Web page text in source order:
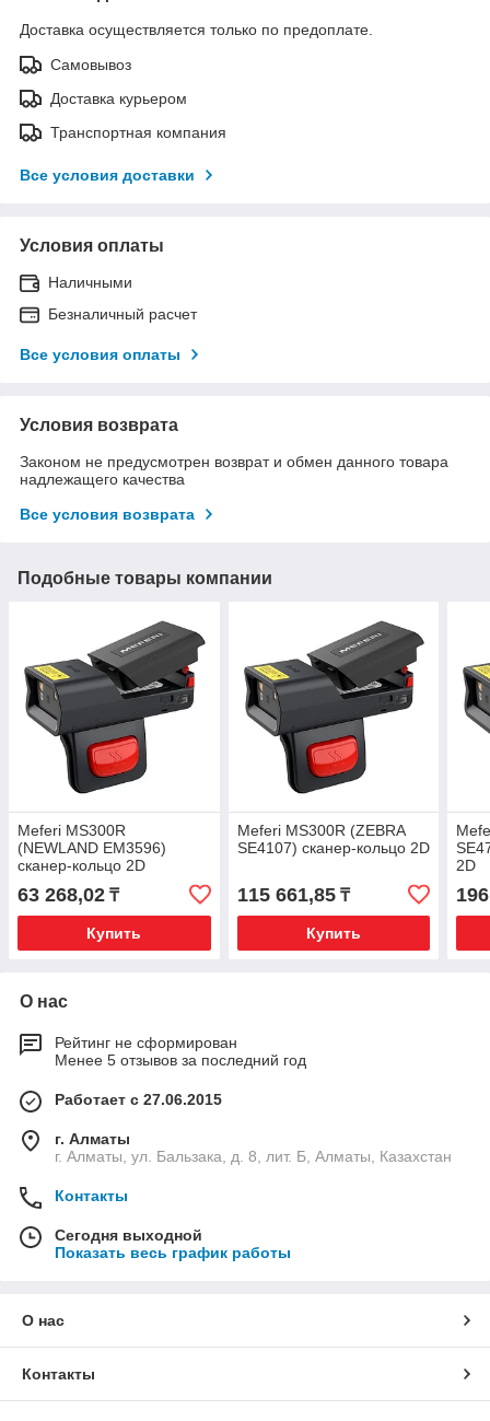
Доставка осуществляется только по предоплате.
Самовывоз
Доставка курьером
Транспортная компания
Все условия доставки
Условия оплаты
Наличными
Безналичный расчет
Все условия оплаты
Условия возврата
Законом не предусмотрен возврат и обмен данного товара
надлежащего качества
Все условия возврата
Подобные товары компании
Meferi MS300R
(NEWLAND EM3596)
сканер-кольцо 2D
63 268,02 ₸
Купить
Meferi MS300R (ZEBRA
SE4107) сканер-кольцо 2D
115 661,85₸
Купить
2D
О нас
Рейтинг не сформирован
Менее 5 отзывов за последний год
Работает с 27.06.2015
г. Алматы
г. Алматы, ул. Бальзака, д. 8, лит. Б, Алматы, Казахстан
Контакты
Сегодня выходной
Показать весь график работы
О нас
Контакты